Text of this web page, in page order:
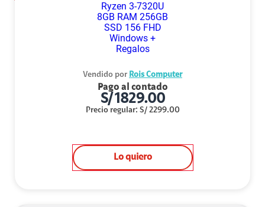
Vendido por Rois Computer
Pago al contado
S/1829.00
Precio regular: S/ 2299.00
Lo quiero